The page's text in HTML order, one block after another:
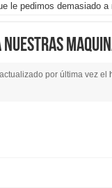
le pedimos demasiado
nuestras
por última vez el